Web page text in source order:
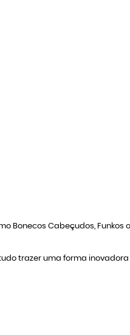
Bonecos Cabeçudos, Funkos
trazer uma forma